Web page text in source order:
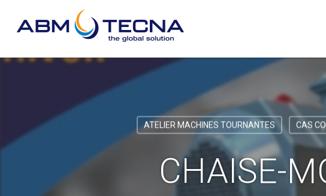
content
ATELIER MACHINES TOURNANTES CAS
CHAISE-